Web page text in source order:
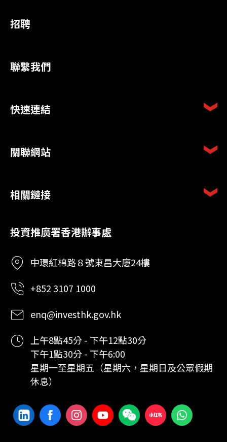
招聘
聯繫我們
快速連結
關聯網站
相關鏈接
投資推廣署香港辦事處
中環紅棉路８號東昌大廈24樓
+852 3107 1000
enq@investhk.gov.hk
上午8點45分 - 下午12點30分
下午1點30分 - 下午6:00
星期一至星期五（星期六，星期日及公眾假期
休息）